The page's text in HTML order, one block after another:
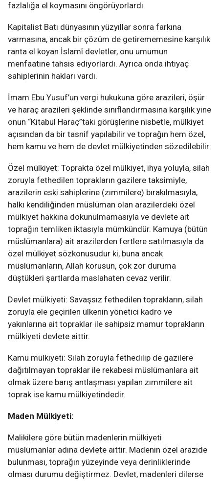
fazlalığa el koymasını öngörüyorlardı.
Kapitalist Batı dünyasının yüzyıllar sonra farkına
varmasına, ancak bir çözüm de getirememesine karşılık
ranta el koyan İslamî devletler, onu umumun
menfaatine tahsis ediyorlardı. Ayrıca onda ihtiyaç
sahiplerinin hakları vardı.
İmam Ebu Yusuf’un vergi hukukuna göre arazileri, öşür
ve haraç arazileri şeklinde sınıflandırmasına karşılık yine
onun “Kitabul Haraç”taki görüşlerine nisbetle, mülkiyet
açısından da bir tasnif yapılabilir ve toprağın hem özel,
hem kamu ve hem de devlet mülkiyetinden sözedilebilir:
Özel mülkiyet: Toprakta özel mülkiyet, ihya yoluyla, silah
zoruyla fethedilen toprakların gazilere taksimiyle,
arazilerin eski sahiplerine (zımmilere) bırakılmasıyla,
halkı kendiliğinden müslüman olan arazilerdeki özel
mülkiyet hakkına dokunulmamasıyla ve devlete ait
toprağın temliken iktasıyla mümkündür. Kamuya (bütün
müslümanlara) ait arazilerden fertlere satılmasıyla da
özel mülkiyet sözkonusudur ki, buna ancak
müslümanların, Allah korusun, çok zor duruma
düştükleri şartlarda maslahaten cevaz verilir.
Devlet mülkiyeti: Savaşsız fethedilen toprakların, silah
zoruyla ele geçirilen ülkenin yönetici kadro ve
yakınlarına ait topraklar ile sahipsiz mamur toprakların
mülkiyeti devlete aittir.
Kamu mülkiyeti: Silah zoruyla fethedilip de gazilere
dağıtılmayan topraklar ile rekabesi müslümanlara ait
olmak üzere barış antlaşması yapılan zımmilere ait
toprak ise kamu mülkiyetindedir.
Maden Mülkiyeti:
Malikilere göre bütün madenlerin mülkiyeti
müslümanlar adına devlete aittir. Madenin özel arazide
bulunması, toprağın yüzeyinde veya derinliklerinde
olması durumu değiştirmez. Devlet, madenleri dilerse